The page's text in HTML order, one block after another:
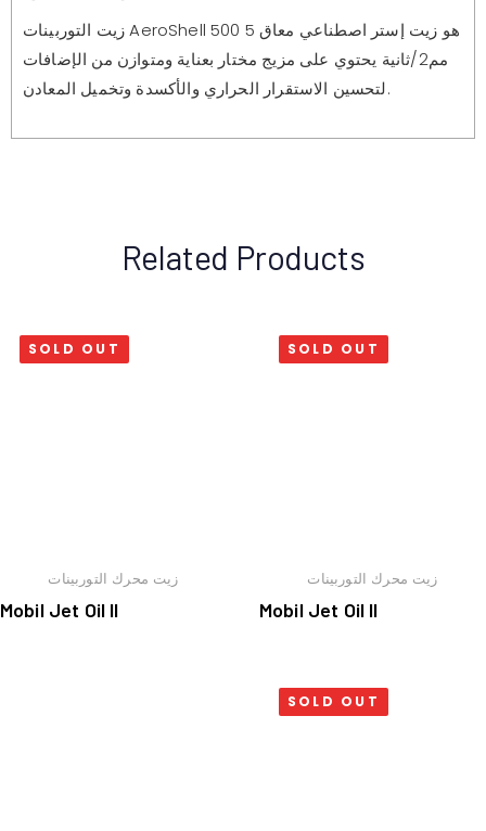
زيت التوربينات AeroShell 500 هو زيت إستر اصطناعي معاق 5
مم2/ثانية يحتوي على مزيج مختار بعناية ومتوازن من الإضافات
لتحسين الاستقرار الحراري والأكسدة وتخميل المعادن.
Related Products
SOLD OUT
زيت محرك التوربينات
Mobil Jet Oil II
SOLD OUT
زيت محرك التوربينات
Mobil Jet Oil II
SOLD OUT